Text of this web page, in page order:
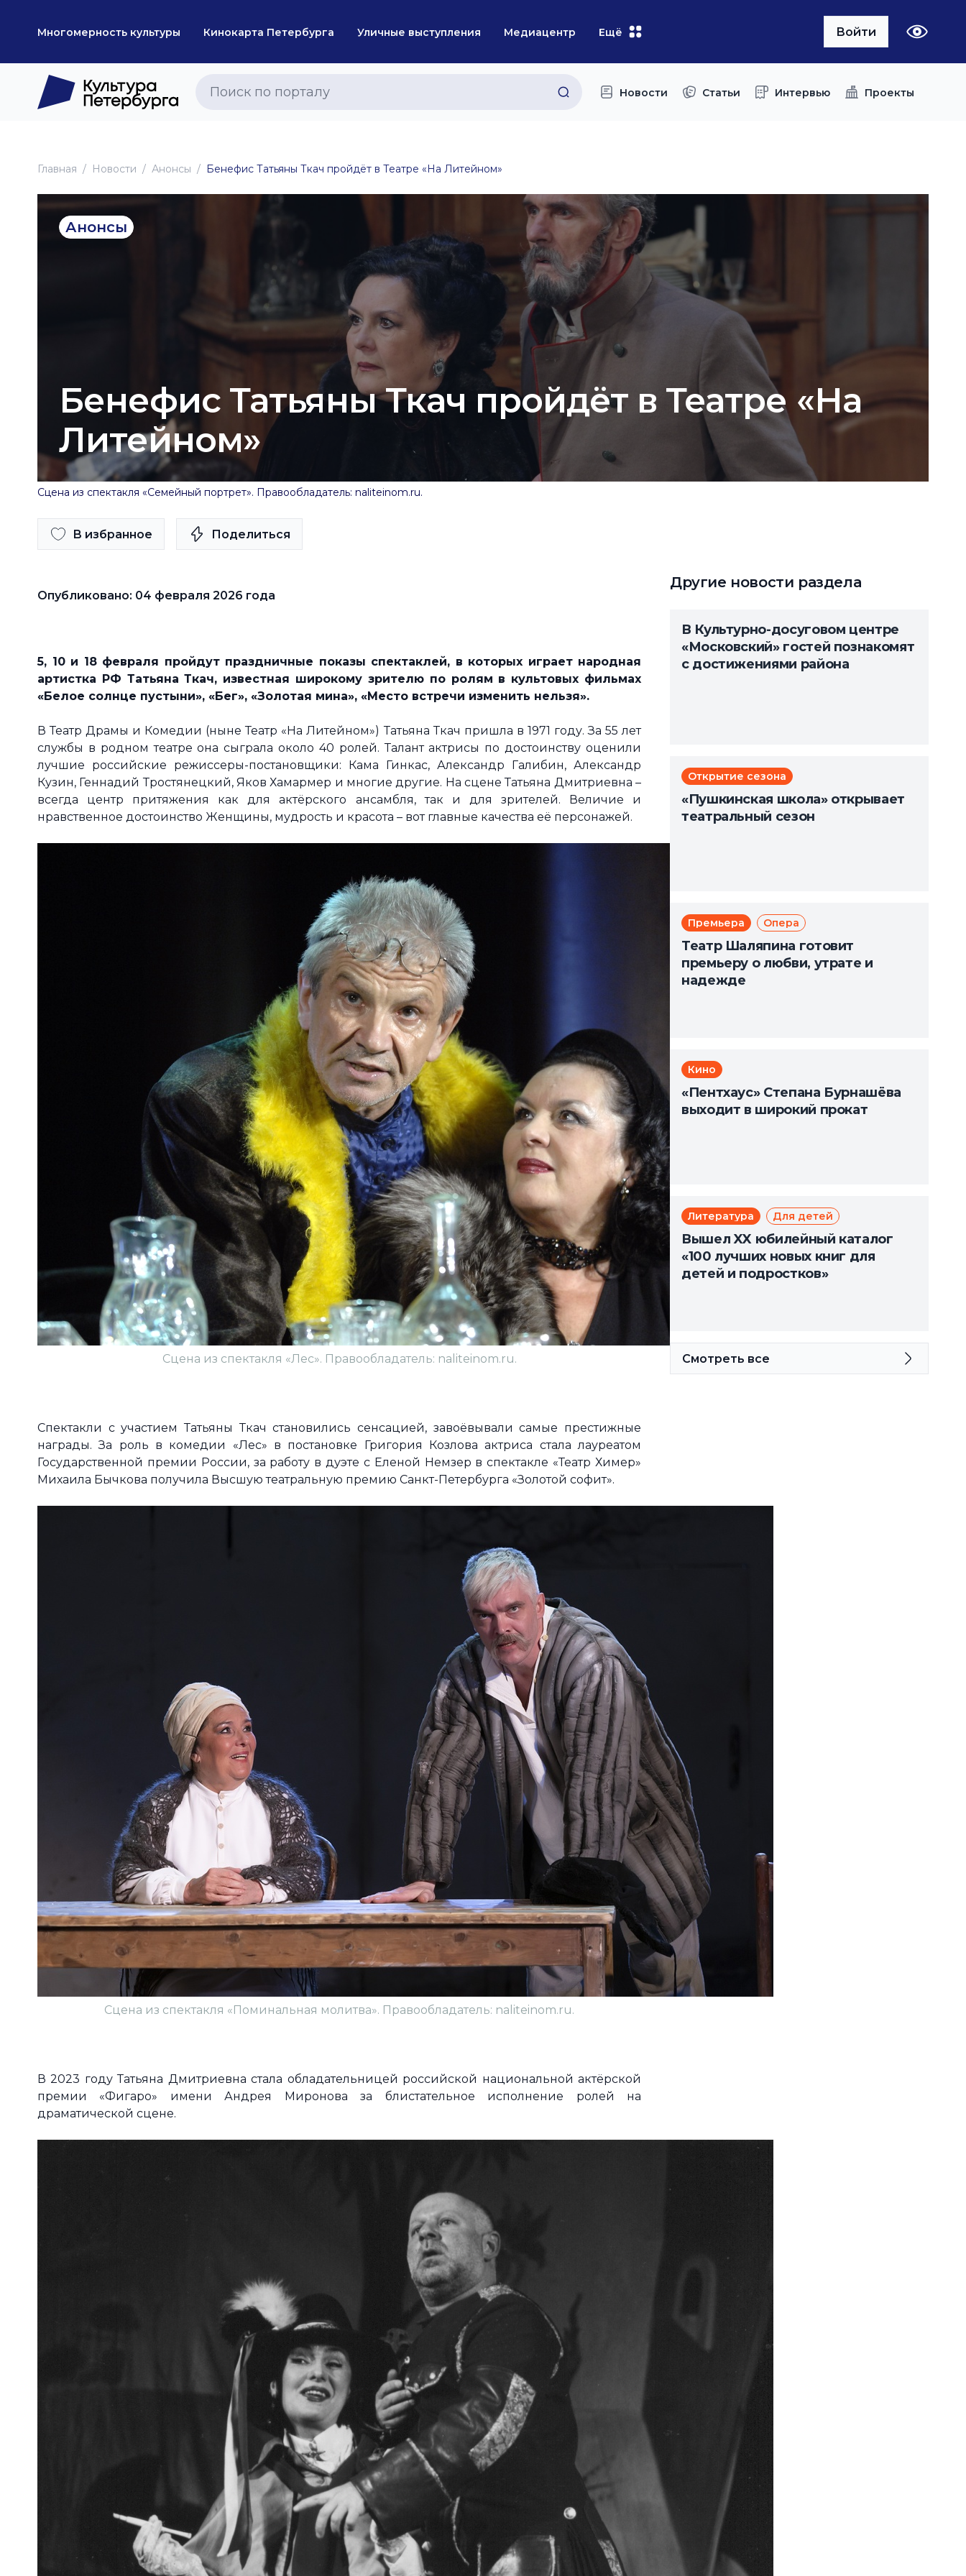
Многомерность культуры Кинокарта Петербурга Уличные выступления Медиацентр Ещё Войти
Новости Статьи Интервью Проекты
Главная Новоcти Анонсы Бенефис Татьяны Ткач пройдёт в Театре «На Литейном»
Анонсы
Бенефис Татьяны Ткач пройдёт в Театре «На
Литейном»
Сцена из спектакля «Семейный портрет». Правообладатель: naliteinom.ru.
В избранное Поделиться
Опубликовано: 04 февраля 2026 года
5, 10 и 18 февраля пройдут праздничные показы спектаклей, в которых играет народная
артистка РФ Татьяна Ткач, известная широкому зрителю по ролям в культовых фильмах
«Белое солнце пустыни», «Бег», «Золотая мина», «Место встречи изменить нельзя».
В Театр Драмы и Комедии (ныне Театр «На Литейном») Татьяна Ткач пришла в 1971 году. За 55 лет
службы в родном театре она сыграла около 40 ролей. Талант актрисы по достоинству оценили
лучшие российские режиссеры-постановщики: Кама Гинкас, Александр Галибин, Александр
Кузин, Геннадий Тростянецкий, Яков Хамармер и многие другие. На сцене Татьяна Дмитриевна –
всегда центр притяжения как для актёрского ансамбля, так и для зрителей. Величие и
нравственное достоинство Женщины, мудрость и красота – вот главные качества её персонажей.
Сцена из спектакля «Лес». Правообладатель: naliteinom.ru.
Спектакли с участием Татьяны Ткач становились сенсацией, завоёвывали самые престижные
награды. За роль в комедии «Лес» в постановке Григория Козлова актриса стала лауреатом
Государственной премии России, за работу в дуэте с Еленой Немзер в спектакле «Театр Химер»
Михаила Бычкова получила Высшую театральную премию Санкт-Петербурга «Золотой софит».
Сцена из спектакля «Поминальная молитва». Правообладатель: naliteinom.ru.
В 2023 году Татьяна Дмитриевна стала обладательницей российской национальной актёрской
премии «Фигаро» имени Андрея Миронова за блистательное исполнение ролей на
драматической сцене.
Другие новости раздела
В Культурно-досуговом центре
«Московский» гостей познакомят
с достижениями района
Открытие сезона
«Пушкинская школа» открывает
театральный сезон
Премьера Опера
Театр Шаляпина готовит
премьеру о любви, утрате и
надежде
Кино
«Пентхаус» Степана Бурнашёва
выходит в широкий прокат
Литература Для детей
Вышел XX юбилейный каталог
«100 лучших новых книг для
детей и подростков»
Смотреть все